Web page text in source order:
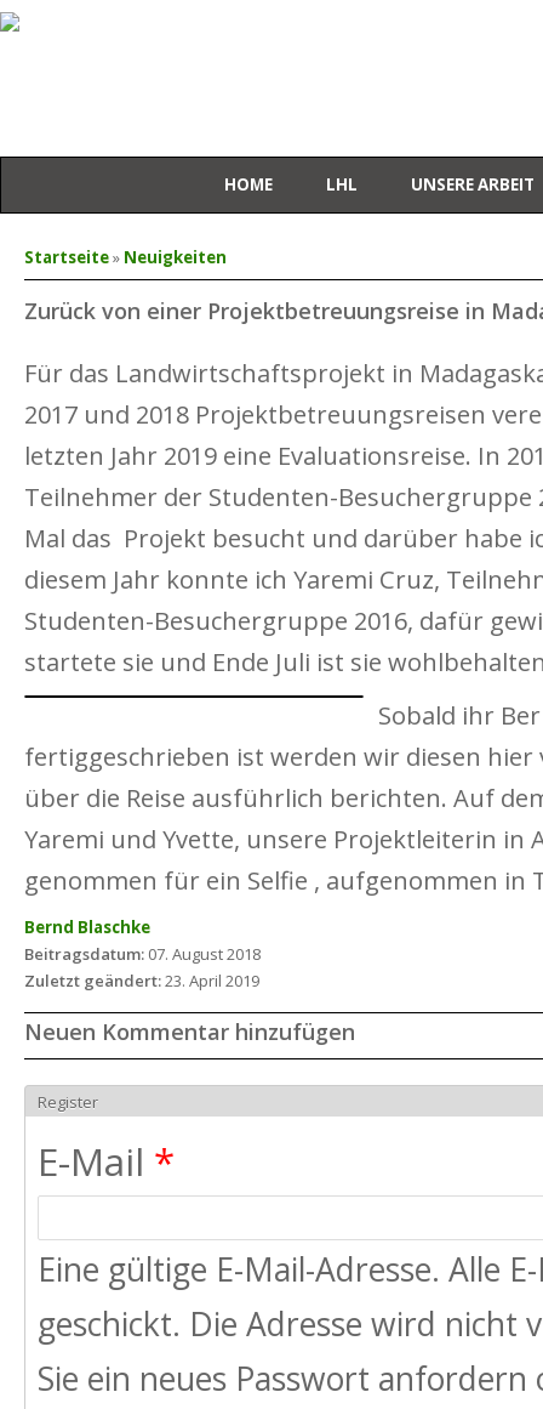
HOME LHL UNSERE ARBEIT
Sie sind hier
Startseite» Neuigkeiten
Zurück von einer Projektbetreuungsreise in
Für das Landwirtschaftsprojekt in
2017 und 2018 Projektbetreuungsreisen
letzten Jahr 2019 eine Evaluationsreise. In
Teilnehmer der Studenten-Besuchergruppe
Mal das Projekt besucht und darüber habe
diesem Jahr konnte ich Yaremi Cruz,
Studenten-Besuchergruppe 2016, dafür
startete sie und Ende Juli ist sie
Sobald ihr
fertiggeschrieben ist werden wir diesen
über die Reise ausführlich berichten. Auf
Yaremi und Yvette, unsere Projektleiterin in
genommen für ein Selfie , aufgenommen in
Bernd Blaschke
Beitragsdatum: 07. August 2018
Zuletzt geändert:23. April 2019
Neuen Kommentar hinzufügen
Register
E-Mail *
Eine gültige E-Mail-Adresse. Alle
geschickt. Die Adresse wird
Sie ein neues Passwort